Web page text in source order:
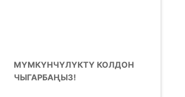
МҮМКҮНЧҮЛҮКТҮ КОЛДОН
ЧЫГАРБАҢЫЗ!